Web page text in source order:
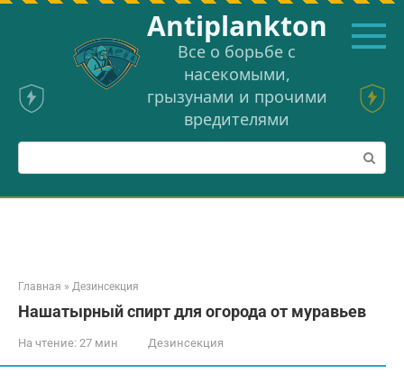
Перейти
Аntiplankton
Все о борьбе с
насекомыми,
грызунами и прочими
вредителями
Поиск:
Главная » Дезинсекция
Нашатырный спирт для огорода от муравьев
На чтение: 27 мин Дезинсекция